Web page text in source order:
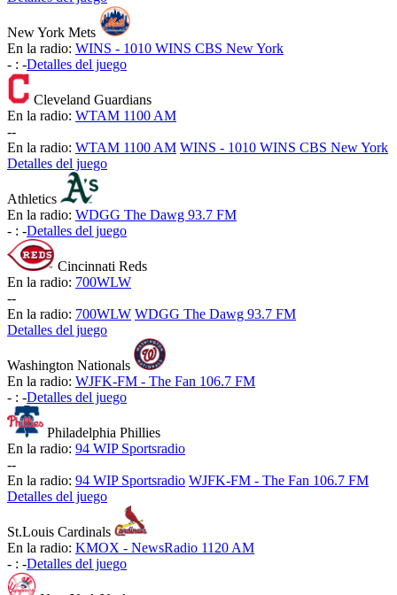
New York Mets
En la radio: WINS - 1010 WINS CBS New York
- : -Detalles del juego
Cleveland Guardians
En la radio: WTAM 1100 AM
--
En la radio: WTAM 1100 AM WINS - 1010 WINS CBS New York
Detalles del juego
Athletics
En la radio: WDGG The Dawg 93.7 FM
- : -Detalles del juego
Cincinnati Reds
En la radio: 700WLW
--
En la radio: 700WLW WDGG The Dawg 93.7 FM
Detalles del juego
Washington Nationals
En la radio: WJFK-FM - The Fan 106.7 FM
- : -Detalles del juego
Philadelphia Phillies
En la radio: 94 WIP Sportsradio
--
En la radio: 94 WIP Sportsradio WJFK-FM - The Fan 106.7 FM
Detalles del juego
St.Louis Cardinals
En la radio: KMOX - NewsRadio 1120 AM
- : -Detalles del juego